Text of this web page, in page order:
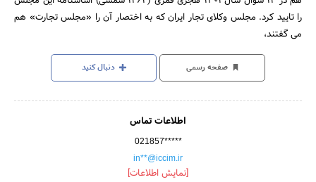
را تایید کرد. مجلس وکلای تجار ایران که به اختصار آن را «مجلس تجارت» هم
می گفتند،
صفحه رسمی دنبال کنید
اطلاعات تماس
021857*****
in**@iccim.ir
[نمایش اطلاعات]